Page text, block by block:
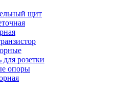
щит
для розетки
опоры